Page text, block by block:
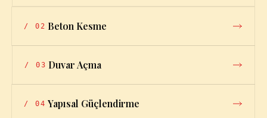
/ 02 Beton Kesme
/ 03 Duvar Açma
/ 04 Yapısal Güçlendirme